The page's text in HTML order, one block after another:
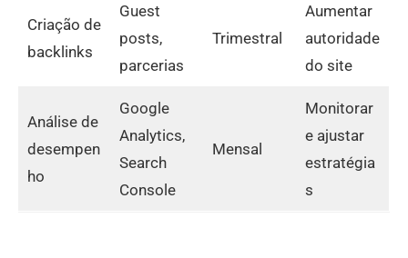
Criação de
backlinks
Guest
posts,
parcerias
Trimestral
Aumentar
autoridade
do site
Análise de
desempen
ho
Google
Analytics,
Search
Console
Mensal
Monitorar
e ajustar
estratégia
s